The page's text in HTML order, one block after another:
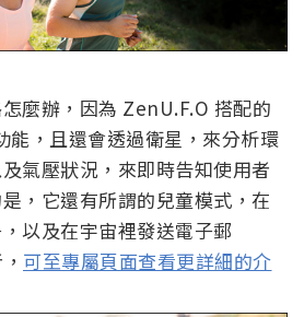
麼辦，因為 ZenU.F.O 搭配的
能，且還會透過衛星，來分析環
氣壓狀況，來即時告知使用者
，它還有所謂的兒童模式，在
以及在宇宙裡發送電子郵
可至專屬頁面查看更詳細的介